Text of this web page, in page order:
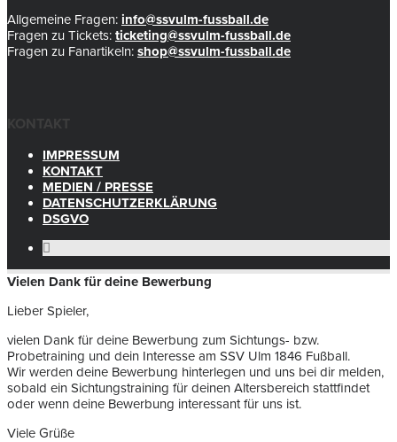
Allgemeine Fragen: info@ssvulm-fussball.de
Fragen zu Tickets: ticketing@ssvulm-fussball.de
Fragen zu Fanartikeln: shop@ssvulm-fussball.de
KONTAKT
IMPRESSUM
KONTAKT
MEDIEN / PRESSE
DATENSCHUTZERKLÄRUNG
DSGVO
Vielen Dank für deine Bewerbung
Lieber Spieler,
vielen Dank für deine Bewerbung zum Sichtungs- bzw.
Probetraining und dein Interesse am SSV Ulm 1846 Fußball.
Wir werden deine Bewerbung hinterlegen und uns bei dir melden,
sobald ein Sichtungstraining für deinen Altersbereich stattfindet
oder wenn deine Bewerbung interessant für uns ist.
Viele Grüße